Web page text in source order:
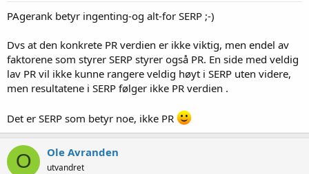
PAgerank betyr ingenting-og alt-for SERP ;-)
Dvs at den konkrete PR verdien er ikke viktig, men endel av
faktorene som styrer SERP styrer også PR. En side med veldig
lav PR vil ikke kunne rangere veldig høyt i SERP uten videre,
men resultatene i SERP følger ikke PR verdien .
Det er SERP som betyr noe, ikke PR
O Ole Avranden
utvandret